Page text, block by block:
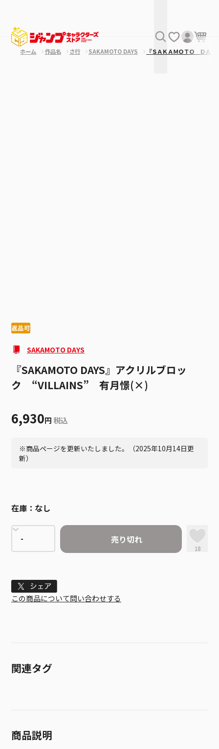
ホーム 作品名 さ行 SAKAMOTO DAYS 『ＳＡＫＡＭＯＴＯ ＤＡ
返品可
SAKAMOTO DAYS
『SAKAMOTO DAYS』アクリルブロッ
ク “VILLAINS” 有月憬(×)
6,930円 税込
※商品ページを更新いたしました。（2025年10月14日更
新）
在庫： なし
売り切れ
18
Tweet
この商品について問い合わせする
関連タグ
商品説明